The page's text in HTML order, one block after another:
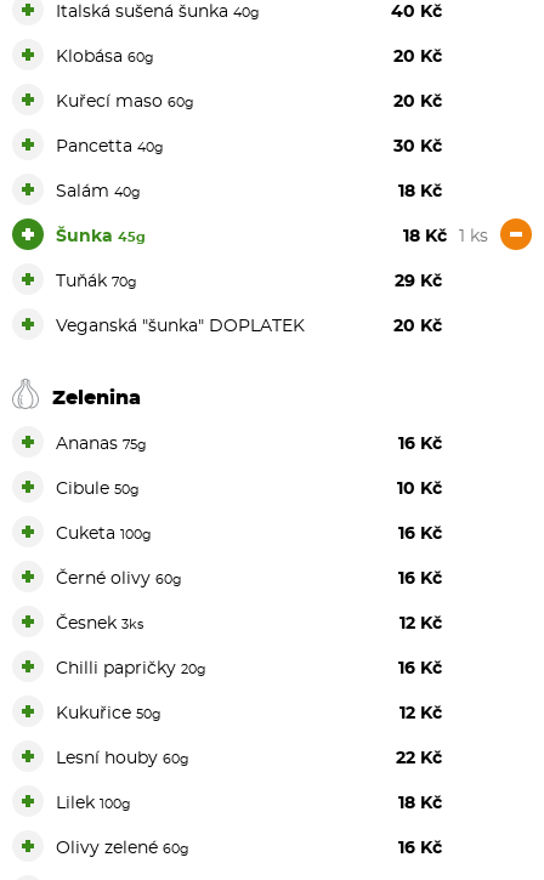
Italská sušená šunka 40g 40 Kč
Klobása 60g 20 Kč
Kuřecí maso 60g 20 Kč
Pancetta 40g 30 Kč
Salám 40g 18 Kč
+ Šunka 45g 18 Kč 1 ks -
Tuňák 70g 29 Kč
Veganská "šunka" DOPLATEK 20 Kč
Zelenina
Ananas 75g 16 Kč
Cibule 50g 10 Kč
Cuketa 100g 16 Kč
Černé olivy 60g 16 Kč
Česnek 3ks 12 Kč
Chilli papričky 20g 16 Kč
Kukuřice 50g 12 Kč
Lesní houby 60g 22 Kč
Lilek 100g 18 Kč
Olivy zelené 60g 16 Kč